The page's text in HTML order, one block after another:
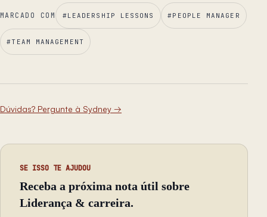
MARCADO COM #LEADERSHIP LESSONS #PEOPLE MANAGER
#TEAM MANAGEMENT
Dúvidas? Pergunte à Sydney →
SE ISSO TE AJUDOU
Receba a próxima nota útil sobre
Liderança & carreira.